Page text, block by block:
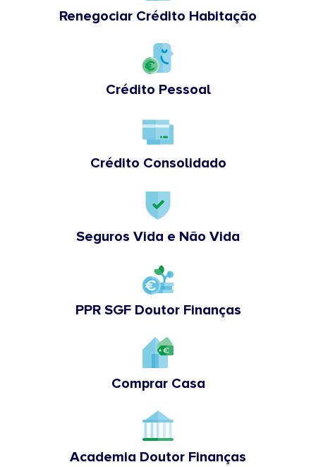
Renegociar Crédito Habitação
Crédito Pessoal
Crédito Consolidado
Seguros Vida e Não Vida
PPR SGF Doutor Finanças
Comprar Casa
Academia Doutor Finanças